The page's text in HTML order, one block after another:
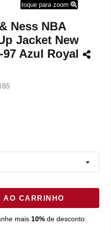
toque para zoom
Ness NBA
Jacket New
Azul Royal
AO CARRINHO
mais 10%de desconto